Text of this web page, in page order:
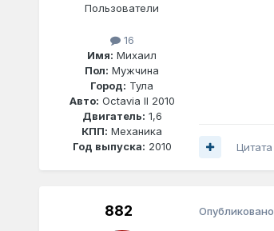
Пользователи
16
Имя: Михаил
Пол: Мужчина
Город: Тула
Авто: Octavia II 2010
Двигатель: 1,6
КПП: Механика
Год выпуска: 2010 Цитата
882 Опубликовано